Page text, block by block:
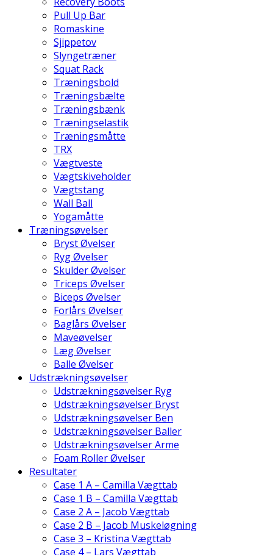
Pull Up Bar
Romaskine
Sjippetov
Slyngetræner
Squat Rack
Træningsbold
Træningsbælte
Træningsbænk
Træningselastik
Træningsmåtte
TRX
Vægtveste
Vægtskiveholder
Vægtstang
Wall Ball
Yogamåtte
Træningsøvelser
Bryst Øvelser
Ryg Øvelser
Skulder Øvelser
Triceps Øvelser
Biceps Øvelser
Forlårs Øvelser
Baglårs Øvelser
Maveøvelser
Læg Øvelser
Balle Øvelser
Udstrækningsøvelser
Udstrækningsøvelser Ryg
Udstrækningsøvelser Bryst
Udstrækningsøvelser Ben
Udstrækningsøvelser Baller
Udstrækningsøvelser Arme
Foam Roller Øvelser
Resultater
Case 1 A – Camilla Vægttab
Case 1 B – Camilla Vægttab
Case 2 A – Jacob Vægttab
Case 2 B – Jacob Muskeløgning
Case 3 – Kristina Vægttab
Case 4 – Lars Vægttab